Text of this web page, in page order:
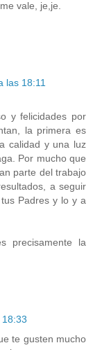
vale, je,je.
las 18:11
y felicidades por
la primera es
calidad y una luz
Por mucho que
parte del trabajo
a seguir
Padres y lo y a
precisamente la
te gusten mucho